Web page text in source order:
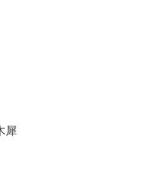
犀